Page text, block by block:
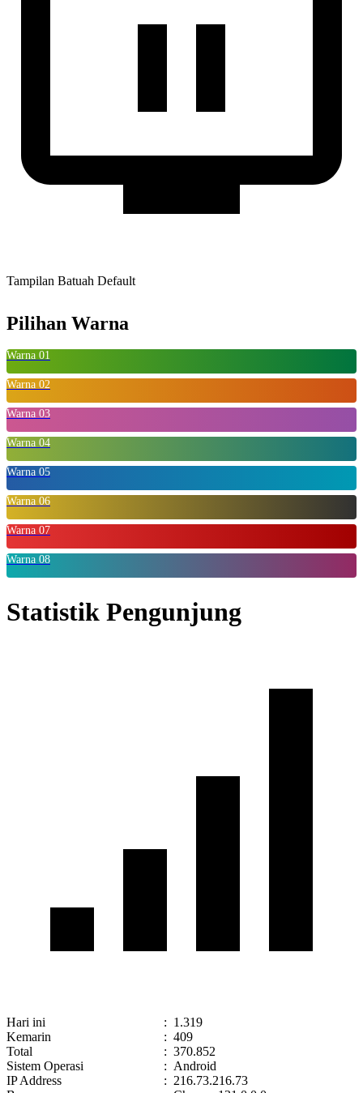
Tampilan Batuah Default
Pilihan Warna
Warna 01
Warna 02
Warna 03
Warna 04
Warna 05
Warna 06
Warna 07
Warna 08
Statistik Pengunjung
Hari ini : 1.319
Kemarin
: 409
Total
: 370.852
Sistem Operasi
: Android
IP Address
: 216.73.216.73